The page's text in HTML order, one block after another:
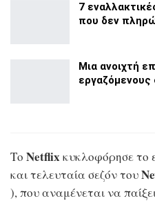
7
που δεν
Μια ανοιχτή
Το Netflix κυκλοφόρησε το
και τελευταία σεζόν του
), που αναμένεται να